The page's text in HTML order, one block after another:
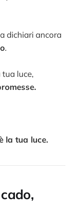
dichiari ancora
.
luce,
la tua luce.